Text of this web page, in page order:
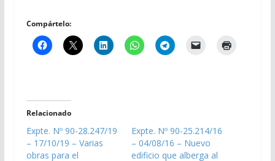
Compártelo:
Relacionado
Expte. Nº 90-28.247/19
– 17/10/19 – Varias
obras para el
Expte. Nº 90-25.214/16
– 04/08/16 – Nuevo
edificio que alberga al